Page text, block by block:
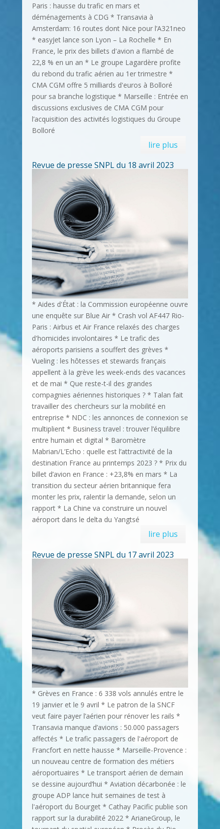
Paris : hausse du trafic en mars et
déménagements à CDG * Transavia à
Amsterdam: 16 routes dont Nice pour l’A321neo
* easyJet lance son Lyon – La Rochelle * En
France, le prix des billets d'avion a flambé de
22,8 % en un an * Le groupe Lagardère profite
du rebond du trafic aérien au 1er trimestre *
CMA CGM offre 5 milliards d'euros à Bolloré
pour sa branche logistique * Marseille : Entrée en
discussions exclusives de CMA CGM pour
l’acquisition des activités logistiques du Groupe
Bolloré
lire plus
Revue de presse SNPL du 18 avril 2023
* Aides d'État : la Commission européenne ouvre
une enquête sur Blue Air * Crash vol AF447 Rio-
Paris : Airbus et Air France relaxés des charges
d'homicides involontaires * Le trafic des
aéroports parisiens a souffert des grèves *
Vueling : les hôtesses et stewards français
appellent à la grève les week-ends des vacances
et de mai * Que reste-t-il des grandes
compagnies aériennes historiques ? * Talan fait
travailler des chercheurs sur la mobilité en
entreprise * NDC : les annonces de connexion se
multiplient * Business travel : trouver l’équilibre
entre humain et digital * Baromètre
Mabrian/L’Echo : quelle est l’attractivité de la
destination France au printemps 2023 ? * Prix du
billet d’avion en France : +23,8% en mars * La
transition du secteur aérien britannique fera
monter les prix, ralentir la demande, selon un
rapport * La Chine va construire un nouvel
aéroport dans le delta du Yangtsé
lire plus
Revue de presse SNPL du 17 avril 2023
* Grèves en France : 6 338 vols annulés entre le
19 janvier et le 9 avril * Le patron de la SNCF
veut faire payer l’aérien pour rénover les rails *
Transavia manque d’avions : 50.000 passagers
affectés * Le trafic passagers de l'aéroport de
Francfort en nette hausse * Marseille-Provence :
un nouveau centre de formation des métiers
aéroportuaires * Le transport aérien de demain
se dessine aujourd’hui * Aviation décarbonée : le
groupe ADP lance huit semaines de test à
l'aéroport du Bourget * Cathay Pacific publie son
rapport sur la durabilité 2022 * ArianeGroup, le